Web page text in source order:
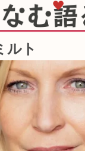
Video もっと観るなら
ルト